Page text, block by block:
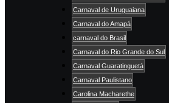
Carnaval de Uruguaiana
Carnaval do Amapá
carnaval do Brasil
Carnaval do Rio Grande do Sul
Carnaval Guaratinguetá
Carnaval Paulistano
Carolina Macharethe